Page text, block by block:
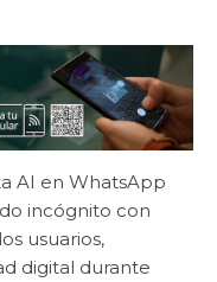
AI en WhatsApp
incógnito con
usuarios,
digital durante